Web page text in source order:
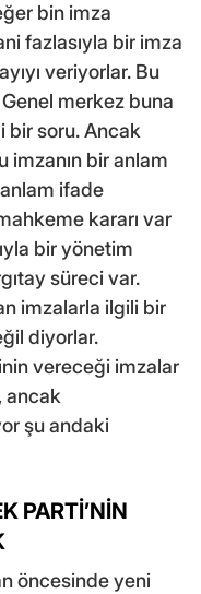
bin imza
fazlasıyla bir imza
veriyorlar. Bu
merkez buna
bir soru. Ancak
imzanın bir anlam
ifade
kararı var
bir yönetim
süreci var.
imzalarla ilgili bir
diyorlar.
vereceği imzalar
ancak
şu andaki
PARTİ’NİN
öncesinde yeni